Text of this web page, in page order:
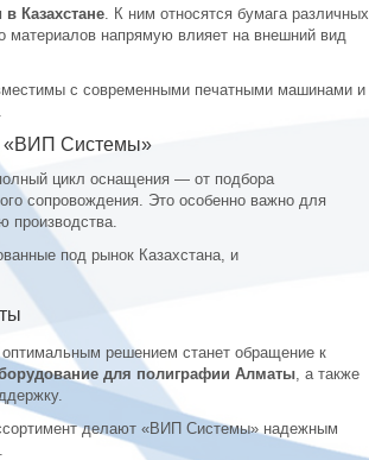
Казахстане. К ним относятся бумага различных
материалов напрямую влияет на внешний вид
с современными печатными машинами и
«ВИП Системы»
цикл оснащения — от подбора
сопровождения. Это особенно важно для
производства.
под рынок Казахстана, и
решением станет обращение к
для полиграфии Алматы, а также
делают «ВИП Системы» надежным